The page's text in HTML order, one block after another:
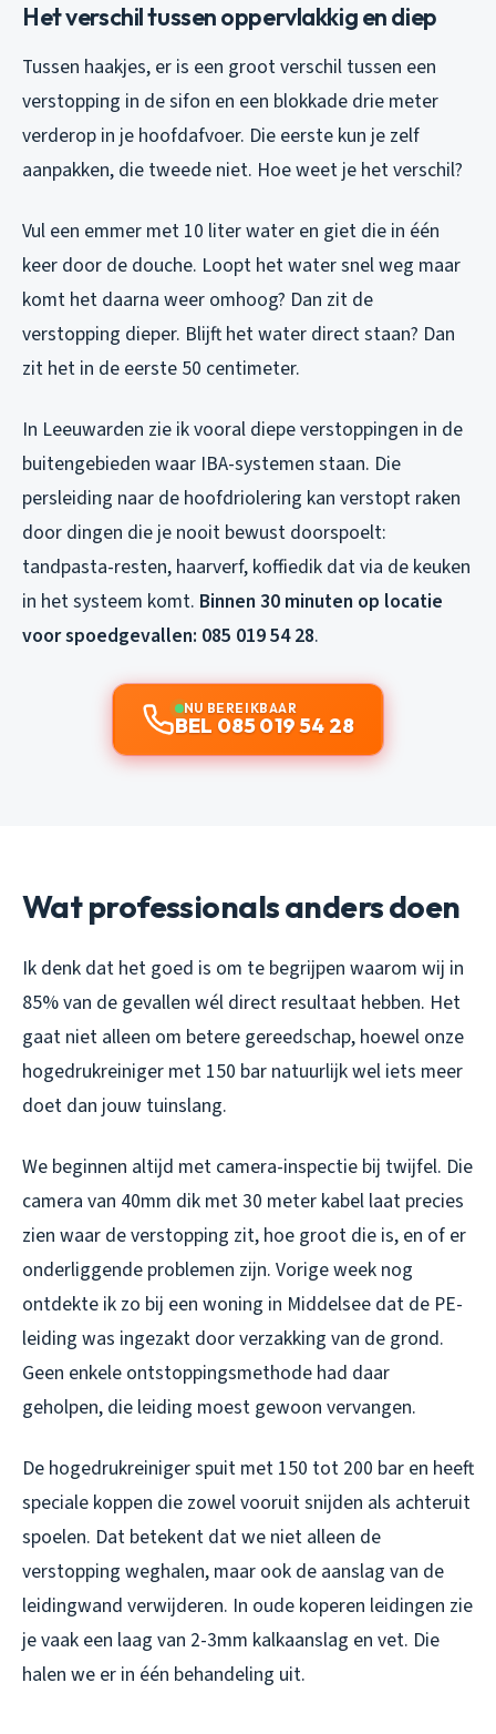
Het verschil tussen oppervlakkig en diep
Tussen haakjes, er is een groot verschil tussen een
verstopping in de sifon en een blokkade drie meter
verderop in je hoofdafvoer. Die eerste kun je zelf
aanpakken, die tweede niet. Hoe weet je het verschil?
Vul een emmer met 10 liter water en giet die in één
keer door de douche. Loopt het water snel weg maar
komt het daarna weer omhoog? Dan zit de
verstopping dieper. Blijft het water direct staan? Dan
zit het in de eerste 50 centimeter.
In Leeuwarden zie ik vooral diepe verstoppingen in de
buitengebieden waar IBA-systemen staan. Die
persleiding naar de hoofdriolering kan verstopt raken
door dingen die je nooit bewust doorspoelt:
tandpasta-resten, haarverf, koffiedik dat via de keuken
in het systeem komt. Binnen 30 minuten op locatie
voor spoedgevallen: 085 019 54 28.
NU BEREIKBAAR
BEL 085 019 54 28
Wat professionals anders doen
Ik denk dat het goed is om te begrijpen waarom wij in
85% van de gevallen wél direct resultaat hebben. Het
gaat niet alleen om betere gereedschap, hoewel onze
hogedrukreiniger met 150 bar natuurlijk wel iets meer
doet dan jouw tuinslang.
We beginnen altijd met camera-inspectie bij twijfel. Die
camera van 40mm dik met 30 meter kabel laat precies
zien waar de verstopping zit, hoe groot die is, en of er
onderliggende problemen zijn. Vorige week nog
ontdekte ik zo bij een woning in Middelsee dat de PE-
leiding was ingezakt door verzakking van de grond.
Geen enkele ontstoppingsmethode had daar
geholpen, die leiding moest gewoon vervangen.
De hogedrukreiniger spuit met 150 tot 200 bar en heeft
speciale koppen die zowel vooruit snijden als achteruit
spoelen. Dat betekent dat we niet alleen de
verstopping weghalen, maar ook de aanslag van de
leidingwand verwijderen. In oude koperen leidingen zie
je vaak een laag van 2-3mm kalkaanslag en vet. Die
halen we er in één behandeling uit.